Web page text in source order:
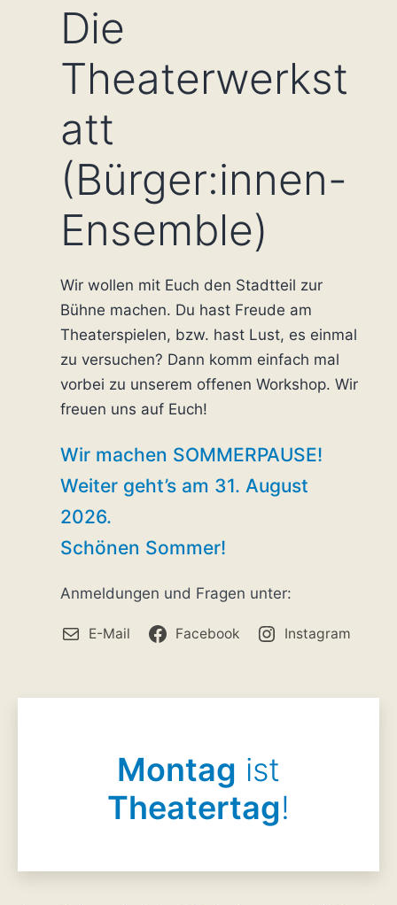
Die
Theaterwerkst
att
(Bürger:innen-
Ensemble)
Wir wollen mit Euch den Stadtteil zur
Bühne machen. Du hast Freude am
Theaterspielen, bzw. hast Lust, es einmal
zu versuchen? Dann komm einfach mal
vorbei zu unserem offenen Workshop. Wir
freuen uns auf Euch!
Wir machen SOMMERPAUSE!
Weiter geht’s am 31. August
2026.
Schönen Sommer!
Anmeldungen und Fragen unter:
E-Mail Facebook Instagram
Montag ist
Theatertag!